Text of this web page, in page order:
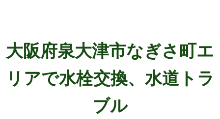
大阪府泉大津市なぎさ町エ
リアで水栓交換、水道トラ
ブル